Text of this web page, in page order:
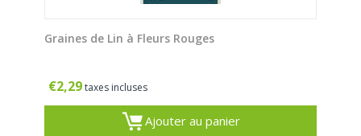
Graines de Lin à Fleurs Rouges
€2,29taxes incluses
Ajouter au panier